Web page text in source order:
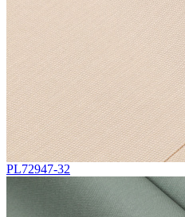
PL72947-32